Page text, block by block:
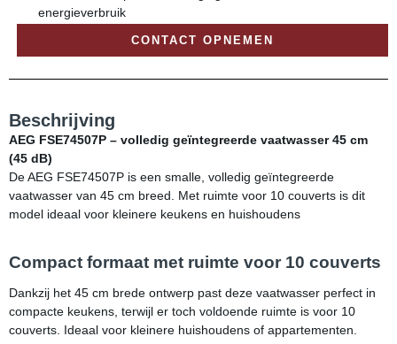
energieverbruik
CONTACT OPNEMEN
Beschrijving
AEG FSE74507P – volledig geïntegreerde vaatwasser 45 cm
(45 dB)
De AEG FSE74507P is een smalle, volledig geïntegreerde
vaatwasser van 45 cm breed. Met ruimte voor 10 couverts is dit
model ideaal voor kleinere keukens en huishoudens
Compact formaat met ruimte voor 10 couverts
Dankzij het 45 cm brede ontwerp past deze vaatwasser perfect in
compacte keukens, terwijl er toch voldoende ruimte is voor 10
couverts. Ideaal voor kleinere huishoudens of appartementen.